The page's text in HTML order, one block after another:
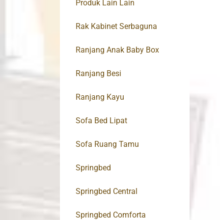
Produk Lain Lain
Rak Kabinet Serbaguna
Ranjang Anak Baby Box
Ranjang Besi
Ranjang Kayu
Sofa Bed Lipat
Sofa Ruang Tamu
Springbed
Springbed Central
Springbed Comforta